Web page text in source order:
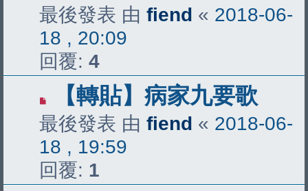
最後發表 由 fiend « 2018-06-
18 , 20:09
回覆: 4
【轉貼】病家九要歌
最後發表 由 fiend « 2018-06-
18 , 19:59
回覆: 1